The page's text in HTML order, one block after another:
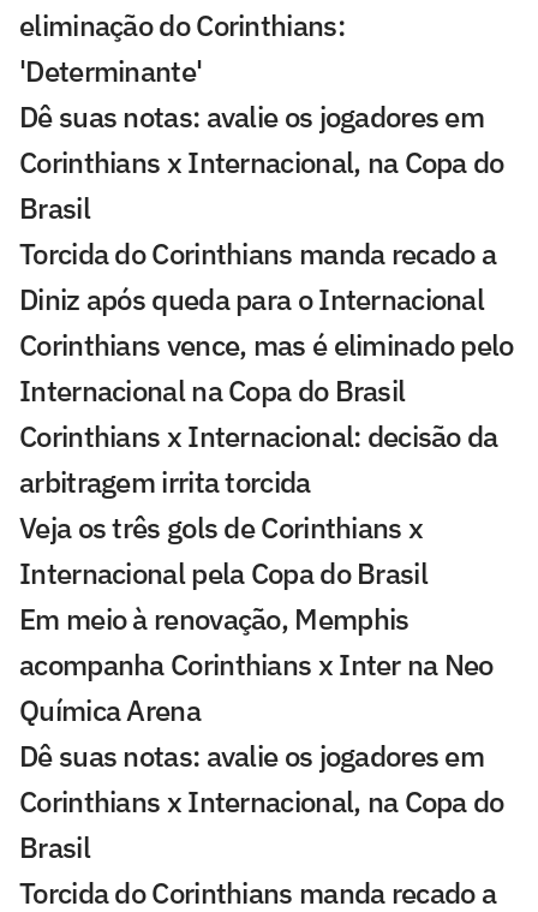
eliminação do Corinthians:
'Determinante'
Dê suas notas: avalie os jogadores em
Corinthians x Internacional, na Copa do
Brasil
Torcida do Corinthians manda recado a
Diniz após queda para o Internacional
Corinthians vence, mas é eliminado pelo
Internacional na Copa do Brasil
Corinthians x Internacional: decisão da
arbitragem irrita torcida
Veja os três gols de Corinthians x
Internacional pela Copa do Brasil
Em meio à renovação, Memphis
acompanha Corinthians x Inter na Neo
Química Arena
Dê suas notas: avalie os jogadores em
Corinthians x Internacional, na Copa do
Brasil
Torcida do Corinthians manda recado a